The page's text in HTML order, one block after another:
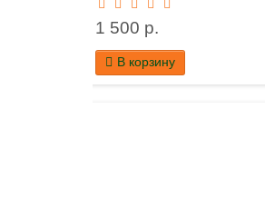
1 500 р.
В корзину